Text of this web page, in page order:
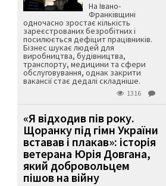
На Івано-
Франківщині
одночасно зростає кількість
зареєстрованих безробітних і
посилюється дефіцит працівників.
Бізнес шукає людей для
виробництва, будівництва,
транспорту, медицини та сфери
обслуговування, однак закрити
вакансії стає дедалі складніше.
1316
«Я відходив пів року.
Щоранку під гімн України
вставав і плакав»: історія
ветерана Юрія Довгана,
який добровольцем
пішов на війну